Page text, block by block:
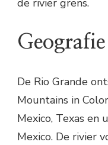
de rivier grens.
De Rio Grande
Mountains in
Mexico, Texas en
Mexico. De rivier